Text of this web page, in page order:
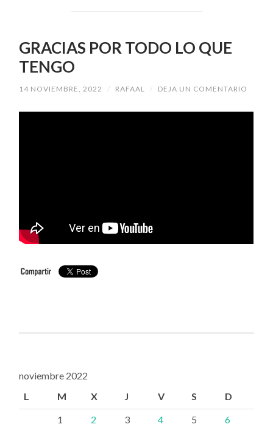
GRACIAS POR TODO LO QUE
TENGO
14 NOVIEMBRE, 2022 / RAFAAL / DEJA UN COMENTARIO
noviembre 2022
L
M X J V S D
1 2 3 4 5
6